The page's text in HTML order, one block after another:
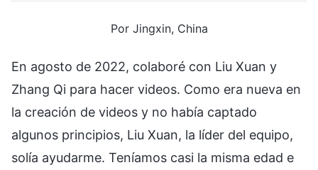
Por Jingxin, China
En agosto de 2022, colaboré con Liu Xuan y
Zhang Qi para hacer videos. Como era nueva en
la creación de videos y no había captado
algunos principios, Liu Xuan, la líder del equipo,
solía ayudarme. Teníamos casi la misma edad e